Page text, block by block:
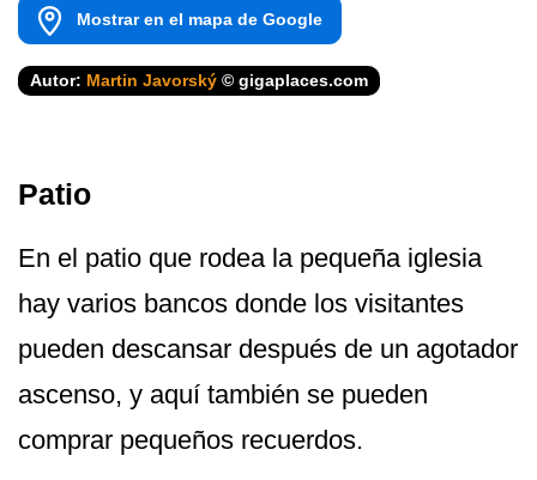
Mostrar en el mapa de Google
Autor: Martin Javorský © gigaplaces.com
Patio
En el patio que rodea la pequeña iglesia
hay varios bancos donde los visitantes
pueden descansar después de un agotador
ascenso, y aquí también se pueden
comprar pequeños recuerdos.